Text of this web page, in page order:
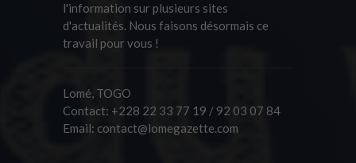
l'information sur plusieurs sites
d'actualités. Nous faisons désormais ce
travail pour vous !
Lomé, TOGO
Contact: +228 22 33 77 19 / 92 03 07 84
Email: contact@lomegazette.com